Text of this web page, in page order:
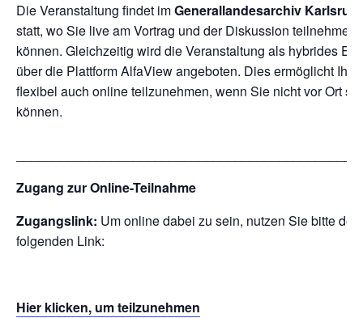
Die Veranstaltung findet imGenerallandesarchiv
statt, wo Sie live am Vortrag und der Diskussion teilnehmen
können. Gleichzeitig wird die Veranstaltung als hybrides
über die Plattform AlfaView angeboten. Dies ermöglicht
flexibel auch online teilzunehmen, wenn Sie nicht vor Ort
können.
Zugang zur Online-Teilnahme
Zugangslink: Um online dabei zu sein, nutzen Sie bitte den
folgenden Link:
Hier klicken, um teilzunehmen